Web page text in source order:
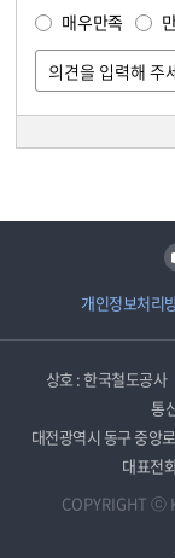
매우만족
개인정보처리
상호 : 한국철도공사
통
대전광역시 동구 중앙
대표전
COPYRIGHT ⓒ